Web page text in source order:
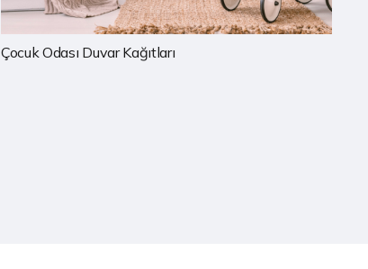
Mutfak Duvar Kağıtları